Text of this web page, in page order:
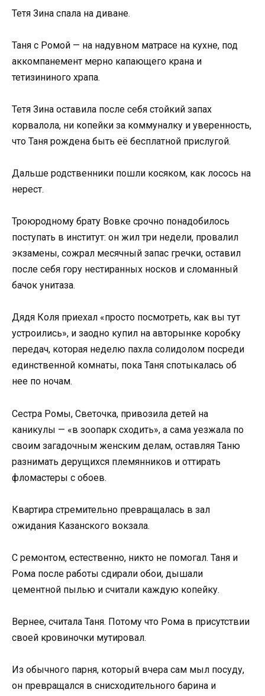
Тетя Зина спала на диване.
Таня с Ромой — на надувном матрасе на кухне, под
аккомпанемент мерно капающего крана и
тетизининого храпа.
Тетя Зина оставила после себя стойкий запах
корвалола, ни копейки за коммуналку и уверенность,
что Таня рождена быть её бесплатной прислугой.
Дальше родственники пошли косяком, как лосось на
нерест.
Троюродному брату Вовке срочно понадобилось
поступать в институт: он жил три недели, провалил
экзамены, сожрал месячный запас гречки, оставил
после себя гору нестиранных носков и сломанный
бачок унитаза.
Дядя Коля приехал «просто посмотреть, как вы тут
устроились», и заодно купил на авторынке коробку
передач, которая неделю пахла солидолом посреди
единственной комнаты, пока Таня спотыкалась об
нее по ночам.
Сестра Ромы, Светочка, привозила детей на
каникулы — «в зоопарк сходить», а сама уезжала по
своим загадочным женским делам, оставляя Таню
разнимать дерущихся племянников и оттирать
фломастеры с обоев.
Квартира стремительно превращалась в зал
ожидания Казанского вокзала.
С ремонтом, естественно, никто не помогал. Таня и
Рома после работы сдирали обои, дышали
цементной пылью и считали каждую копейку.
Вернее, считала Таня. Потому что Рома в присутствии
своей кровиночки мутировал.
Из обычного парня, который вчера сам мыл посуду,
он превращался в снисходительного барина и